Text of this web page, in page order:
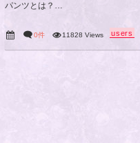
パンツとは？…
0件 11828 Views users